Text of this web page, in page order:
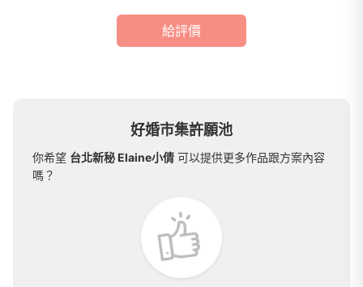
好婚市集許願池
你希望 台北新秘 Elaine小倩 可以提供更多作品跟方案內容
嗎？
給評價